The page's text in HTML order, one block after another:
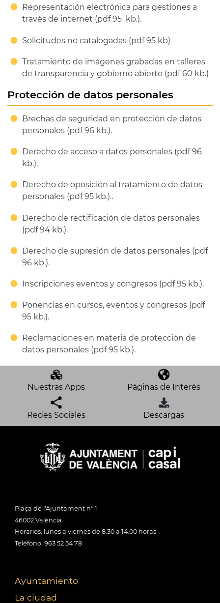
Representación electrónica para gestiones a
través de internet (pdf 95 kb.).
Solicitudes no catalogadas (pdf 95 kb)
Tratamiento de imágenes grabadas en talleres
de transparencia y gobierno abierto (pdf 60 kb.)
Protección de datos personales
Brechas de seguridad en protección de datos
personales (pdf 96 kb.).
Derecho de acceso a datos personales (pdf 96
kb.).
Derecho de oposición al tratamiento de datos
personales (pdf 95 kb.)..
Derecho de rectificación de datos personales
(pdf 94 kb.).
Derecho de supresión de datos personales (pdf
96 kb.).
Inscripciones eventos y congresos (pdf 95 kb.).
Ponencias en cursos, eventos y congresos (pdf
95 kb.).
Reclamaciones en materia de protección de
datos personales (pdf 95 kb.).
Nuestras Apps Páginas de Interés
Redes Sociales Descargas
Plaça de l'Ajuntament nº 1
46002 València
Horarios: lunes a viernes de 8:30 a 14:00 horas
Teléfono: 963 52 54 78
Ayuntamiento
La ciudad